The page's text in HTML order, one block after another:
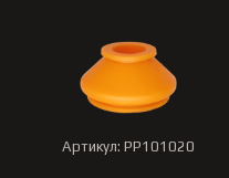
Артикул: PP101020